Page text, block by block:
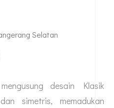
Selatan
desain Klasik
simetris, memadukan